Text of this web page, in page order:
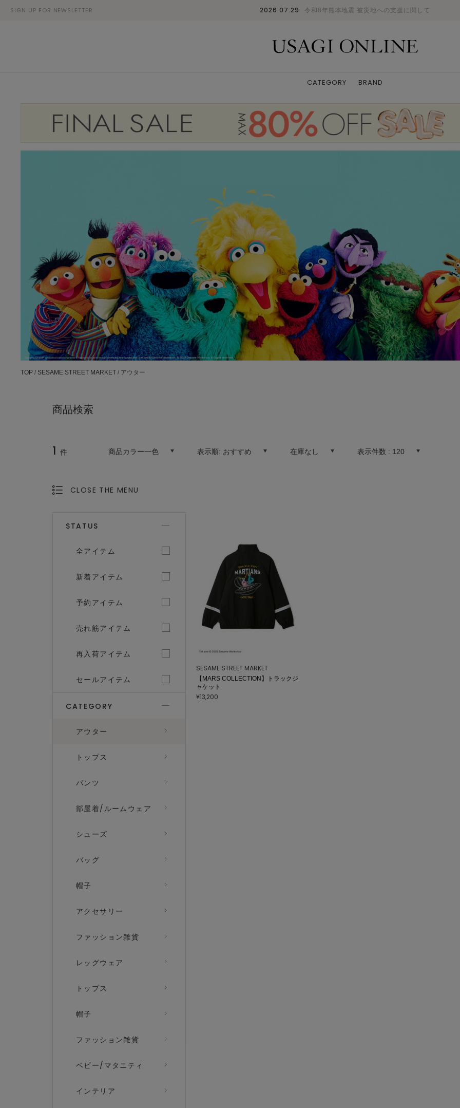
SIGN UP FOR NEWSLETTER 2026.07.29 令和8年熊本地震 被災地への支援に関して
CATEGORY BRAND
TOP / SESAME STREET MARKET / アウター
商品検索
1 件 商品カラー一色 表示順: おすすめ 在庫なし 表示件数 : 120
CLOSE THE MENU
STATUS
全アイテム
新着アイテム
予約アイテム
売れ筋アイテム
再入荷アイテム
セールアイテム
CATEGORY
アウター
トップス
パンツ
部屋着/ルームウェア
シューズ
バッグ
帽子
アクセサリー
ファッション雑貨
レッグウェア
トップス
帽子
ファッション雑貨
ベビー/マタニティ
インテリア
SESAME STREET MARKET
【MARS COLLECTION】トラックジ
ャケット
¥13,200